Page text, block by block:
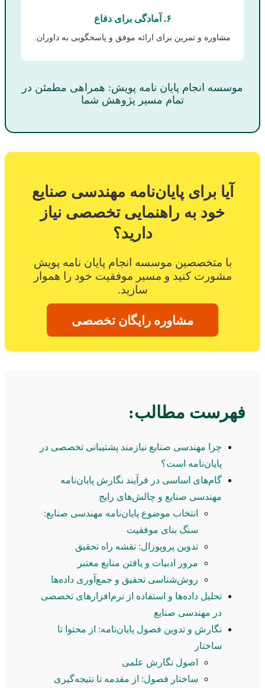
۶. آمادگی برای دفاع
مشاوره و تمرین برای ارائه موفق و پاسخگویی به داوران.
موسسه انجام پایان نامه پویش: همراهی مطمئن در
تمام مسیر پژوهش شما
آیا برای پایان‌نامه مهندسی صنایع
خود به راهنمایی تخصصی نیاز
دارید؟
با متخصصین موسسه انجام پایان نامه پویش
مشورت کنید و مسیر موفقیت خود را هموار
سازید.
مشاوره رایگان تخصصی
فهرست مطالب:
چرا مهندسی صنایع نیازمند پشتیبانی تخصصی در
پایان‌نامه است؟
گام‌های اساسی در فرآیند نگارش پایان‌نامه
مهندسی صنایع و چالش‌های رایج
انتخاب موضوع پایان‌نامه مهندسی صنایع:
سنگ بنای موفقیت
تدوین پروپوزال: نقشه راه تحقیق
مرور ادبیات و یافتن منابع معتبر
روش‌شناسی تحقیق و جمع‌آوری داده‌ها
تحلیل داده‌ها و استفاده از نرم‌افزارهای تخصصی
در مهندسی صنایع
نگارش و تدوین فصول پایان‌نامه: از محتوا تا
ساختار
اصول نگارش علمی
ساختار فصول: از مقدمه تا نتیجه‌گیری